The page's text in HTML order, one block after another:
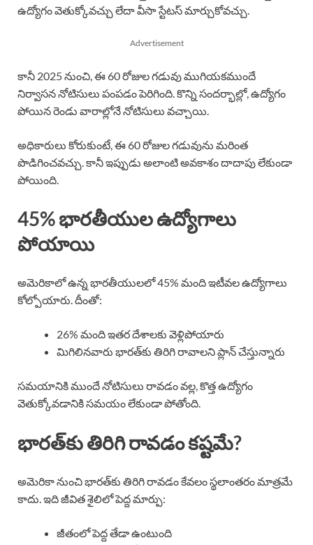
ఉద్యోగం వెతుక్కోవచ్చు లేదా వీసా స్టేటస్ మార్చుకోవచ్చు.
Advertisement
కానీ 2025 నుంచి, ఈ 60 రోజుల గడువు ముగియకముందే
నిర్వాసన నోటిసులు పంపడం పెరిగింది. కొన్ని సందర్భాల్లో, ఉద్యోగం
పోయిన రెండు వారాల్లోనే నోటిసులు వచ్చాయి.
అధికారులు కోరుకుంటే, ఈ 60 రోజుల గడువును మరింత
పొడిగించవచ్చు. కానీ ఇప్పుడు అలాంటి అవకాశం దాదాపు లేకుండా
పోయింది.
45% భారతీయుల ఉద్యోగాలు
పోయాయి
అమెరికాలో ఉన్న భారతీయులలో 45% మంది ఇటీవల ఉద్యోగాలు
కోల్పోయారు. దీంతో:
26% మంది ఇతర దేశాలకు వెళ్లిపోయారు
మిగిలినవారు భారత్‌కు తిరిగి రావాలని ప్లాన్ చేస్తున్నారు
సమయానికి ముందే నోటిసులు రావడం వల్ల, కొత్త ఉద్యోగం
వెతుక్కోవడానికి సమయం లేకుండా పోతోంది.
భారత్‌కు తిరిగి రావడం కష్టమే?
అమెరికా నుంచి భారత్‌కు తిరిగి రావడం కేవలం స్థలాంతరం మాత్రమే
కాదు. ఇది జీవిత శైలిలో పెద్ద మార్పు:
జీతంలో పెద్ద తేడా ఉంటుంది